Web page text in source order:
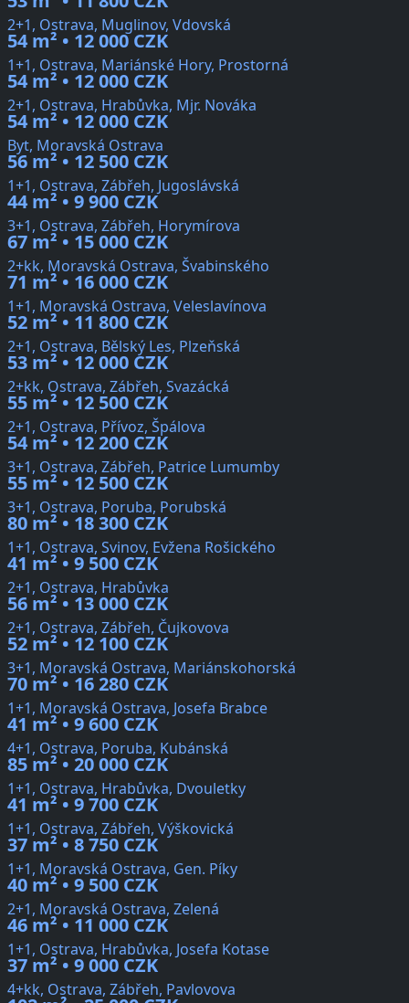
2+1, Ostrava, Muglinov, Vdovská
54 m² • 12 000 CZK
1+1, Ostrava, Mariánské Hory, Prostorná
54 m² • 12 000 CZK
2+1, Ostrava, Hrabůvka, Mjr. Nováka
54 m² • 12 000 CZK
Byt, Moravská Ostrava
56 m² • 12 500 CZK
1+1, Ostrava, Zábřeh, Jugoslávská
44 m² • 9 900 CZK
3+1, Ostrava, Zábřeh, Horymírova
67 m² • 15 000 CZK
2+kk, Moravská Ostrava, Švabinského
71 m² • 16 000 CZK
1+1, Moravská Ostrava, Veleslavínova
52 m² • 11 800 CZK
2+1, Ostrava, Bělský Les, Plzeňská
53 m² • 12 000 CZK
2+kk, Ostrava, Zábřeh, Svazácká
55 m² • 12 500 CZK
2+1, Ostrava, Přívoz, Špálova
54 m² • 12 200 CZK
3+1, Ostrava, Zábřeh, Patrice Lumumby
55 m² • 12 500 CZK
3+1, Ostrava, Poruba, Porubská
80 m² • 18 300 CZK
1+1, Ostrava, Svinov, Evžena Rošického
41 m² • 9 500 CZK
2+1, Ostrava, Hrabůvka
56 m² • 13 000 CZK
2+1, Ostrava, Zábřeh, Čujkovova
52 m² • 12 100 CZK
3+1, Moravská Ostrava, Mariánskohorská
70 m² • 16 280 CZK
1+1, Moravská Ostrava, Josefa Brabce
41 m² • 9 600 CZK
4+1, Ostrava, Poruba, Kubánská
85 m² • 20 000 CZK
1+1, Ostrava, Hrabůvka, Dvouletky
41 m² • 9 700 CZK
1+1, Ostrava, Zábřeh, Výškovická
37 m² • 8 750 CZK
1+1, Moravská Ostrava, Gen. Píky
40 m² • 9 500 CZK
2+1, Moravská Ostrava, Zelená
46 m² • 11 000 CZK
1+1, Ostrava, Hrabůvka, Josefa Kotase
37 m² • 9 000 CZK
4+kk, Ostrava, Zábřeh, Pavlovova